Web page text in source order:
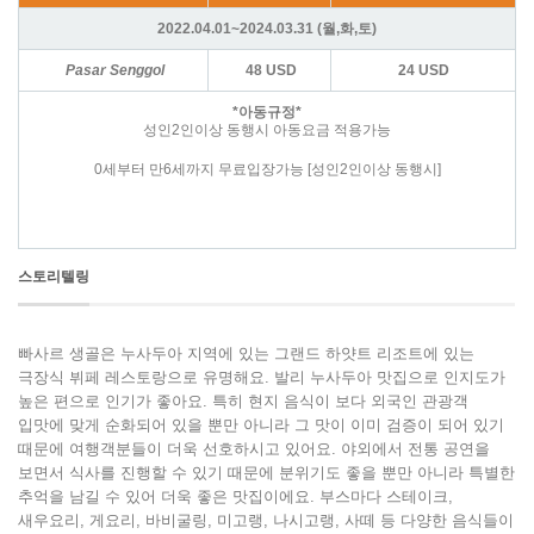
2022.04.01~2024.03.31 (월,화,토)
Pasar Senggol 48 USD 24 USD
*아동규정*
성인2인이상 동행시 아동요금 적용가능
0세부터 만6세까지 무료입장가능 [성인2인이상 동행시]
스토리텔링
빠사르 생골은 누사두아 지역에 있는 그랜드 하얏트 리조트에 있는
극장식 뷔페 레스토랑으로 유명해요. 발리 누사두아 맛집으로 인지도가
높은 편으로 인기가 좋아요. 특히 현지 음식이 보다 외국인 관광객
입맛에 맞게 순화되어 있을 뿐만 아니라 그 맛이 이미 검증이 되어 있기
때문에 여행객분들이 더욱 선호하시고 있어요. 야외에서 전통 공연을
보면서 식사를 진행할 수 있기 때문에 분위기도 좋을 뿐만 아니라 특별한
추억을 남길 수 있어 더욱 좋은 맛집이에요. 부스마다 스테이크,
새우요리, 게요리, 바비굴링, 미고랭, 나시고랭, 사떼 등 다양한 음식들이